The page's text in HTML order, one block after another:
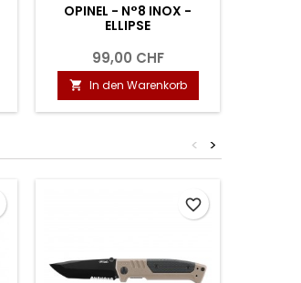
OPINEL - N°8 INOX -
ELLIPSE
99,00 CHF
 In den Warenkorb
>
<
favorite_border